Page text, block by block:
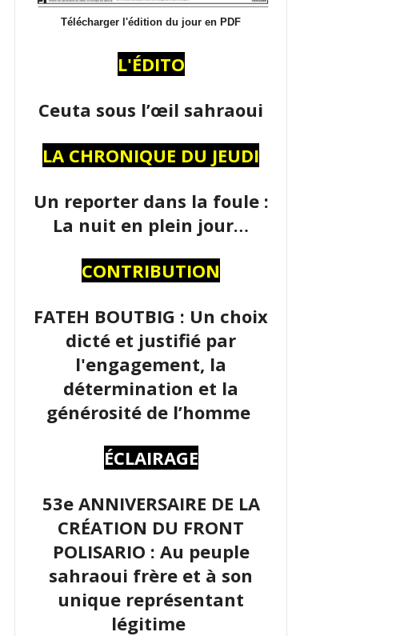
Télécharger l'édition du jour en PDF
L'ÉDITO
Ceuta sous l’œil sahraoui
LA CHRONIQUE DU JEUDI
Un reporter dans la foule :
La nuit en plein jour…
CONTRIBUTION
FATEH BOUTBIG : Un choix
dicté et justifié par
l'engagement, la
détermination et la
générosité de l’homme
ÉCLAIRAGE
53e ANNIVERSAIRE DE LA
CRÉATION DU FRONT
POLISARIO : Au peuple
sahraoui frère et à son
unique représentant
légitime